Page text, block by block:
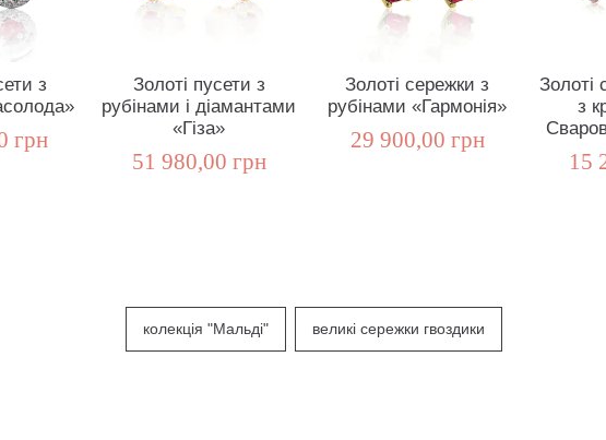
з
грн
Золоті пусети з
рубінами і діамантами
«Гіза»
51 980,00 грн
Золоті сережки з
рубінами «Гармонія»
29 900,00 грн
Золоті
з
15
колекція "Мальді" великі сережки гвоздики